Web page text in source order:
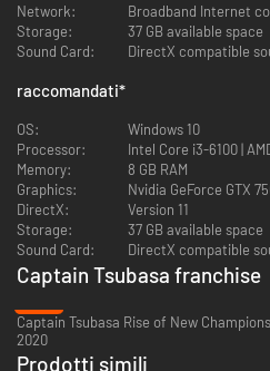
Network:
Broadband Internet
Storage:
37 GB available space
Sound Card:
DirectX compatible
raccomandati*
OS:
Windows 10
Processor:
Intel Core i3-6100 |
Memory:
8 GB RAM
Graphics:
Nvidia GeForce GTX
DirectX:
Version 11
Storage:
37 GB available space
Sound Card:
DirectX compatible
Captain Tsubasa franchise
2020
Prodotti simili